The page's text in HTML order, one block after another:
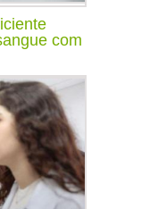
com